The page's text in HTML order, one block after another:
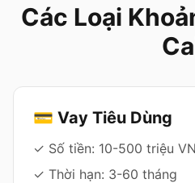
Các Loại
💳 Vay Tiêu Dùng
✓ Số tiền: 10-500 triệu
✓ Thời hạn: 3-60 tháng